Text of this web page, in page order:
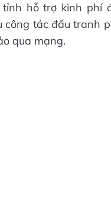
hỗ trợ kinh phí
công tác đấu tranh
qua mạng.